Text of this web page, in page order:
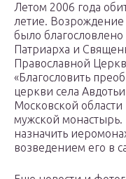
Летом 2006 года
летие.
было
Патриарха и
Православной
«Благословить
церкви села
Московской
мужской монастырь.
назначить
возведением его в